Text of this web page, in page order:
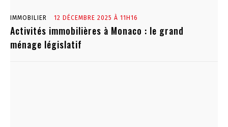
IMMOBILIER 12 DÉCEMBRE 2025 À 11H16
Activités immobilières à Monaco : le grand
ménage législatif